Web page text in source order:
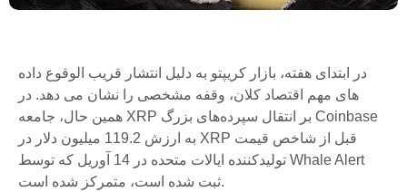
در ابتدای هفته، بازار کریپتو به دلیل انتشار قریب الوقوع داده
های مهم اقتصاد کلان، وقفه مشخصی را نشان می دهد. در
همین حال، جامعه XRP بر انتقال سپرده‌های بزرگ Coinbase
به ارزش 119.2 میلیون دلار در XRP قبل از شاخص قیمت
تولیدکننده ایالات متحده در 14 آوریل که توسط Whale Alert
ثبت شده است، متمرکز شده است.